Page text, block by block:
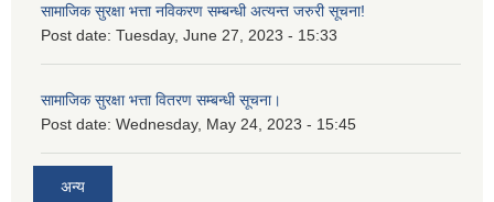
सामाजिक सुरक्षा भत्ता नविकरण सम्बन्धी अत्यन्त जरुरी सूचना!
Post date: Tuesday, June 27, 2023 - 15:33
सामाजिक सुरक्षा भत्ता वितरण सम्बन्धी सूचना।
Post date: Wednesday, May 24, 2023 - 15:45
अन्य